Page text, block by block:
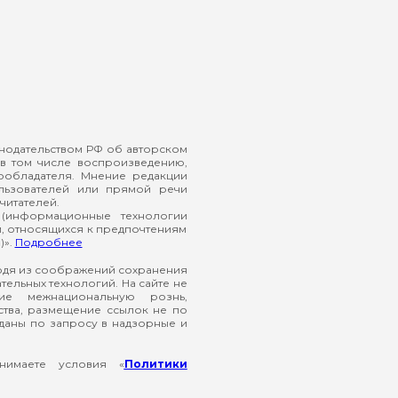
РФ об авторском
числе воспроизведению,
Мнение редакции
или прямой речи
технологии
относящихся к предпочтениям
Подробнее
из соображений сохранения
технологий. На сайте не
межнациональную рознь,
размещение ссылок не по
по запросу в надзорные и
условия «Политики